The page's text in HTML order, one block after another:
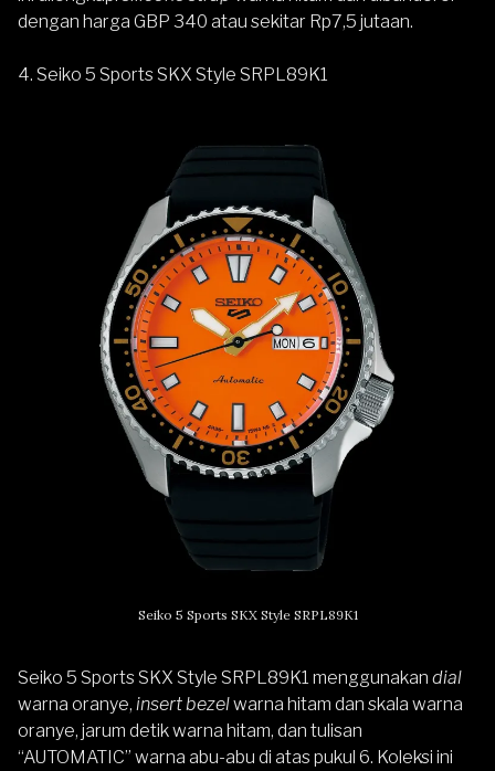
dengan harga GBP 340 atau sekitar Rp7,5 jutaan.
4. Seiko 5 Sports SKX Style SRPL89K1
Seiko 5 Sports SKX Style SRPL89K1
Seiko 5 Sports SKX Style SRPL89K1 menggunakan dial
warna oranye, insert bezelwarna hitam dan skala warna
oranye, jarum detik warna hitam, dan tulisan
“AUTOMATIC” warna abu-abu di atas pukul 6. Koleksi ini